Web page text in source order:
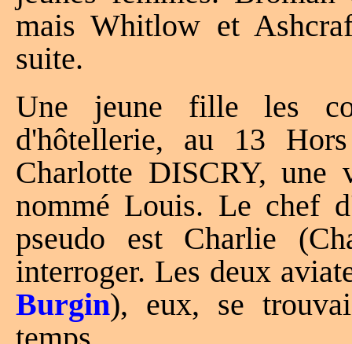
mais Whitlow et
suite.
Une jeune fille les
d'hôtellerie, au 13
Charlotte DISCRY,
nommé Louis. Le chef
pseudo est Charlie
interroger. Les deux
Burgin), eux, se